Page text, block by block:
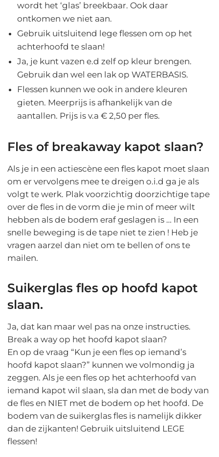
wordt het ‘glas’ breekbaar. Ook daar
ontkomen we niet aan.
Gebruik uitsluitend lege flessen om op het
achterhoofd te slaan!
Ja, je kunt vazen e.d zelf op kleur brengen.
Gebruik dan wel een lak op WATERBASIS.
Flessen kunnen we ook in andere kleuren
gieten. Meerprijs is afhankelijk van de
aantallen. Prijs is v.a € 2,50 per fles.
Fles of breakaway kapot slaan?
Als je in een actiescène een fles kapot moet slaan
om er vervolgens mee te dreigen o.i.d ga je als
volgt te werk. Plak voorzichtig doorzichtige tape
over de fles in de vorm die je min of meer wilt
hebben als de bodem eraf geslagen is … In een
snelle beweging is de tape niet te zien ! Heb je
vragen aarzel dan niet om te bellen of ons te
mailen.
Suikerglas fles op hoofd kapot
slaan.
Ja, dat kan maar wel pas na onze instructies.
Break a way op het hoofd kapot slaan?
En op de vraag “Kun je een fles op iemand’s
hoofd kapot slaan?” kunnen we volmondig ja
zeggen. Als je een fles op het achterhoofd van
iemand kapot wil slaan, sla dan met de body van
de fles en NIET met de bodem op het hoofd. De
bodem van de suikerglas fles is namelijk dikker
dan de zijkanten! Gebruik uitsluitend LEGE
flessen!